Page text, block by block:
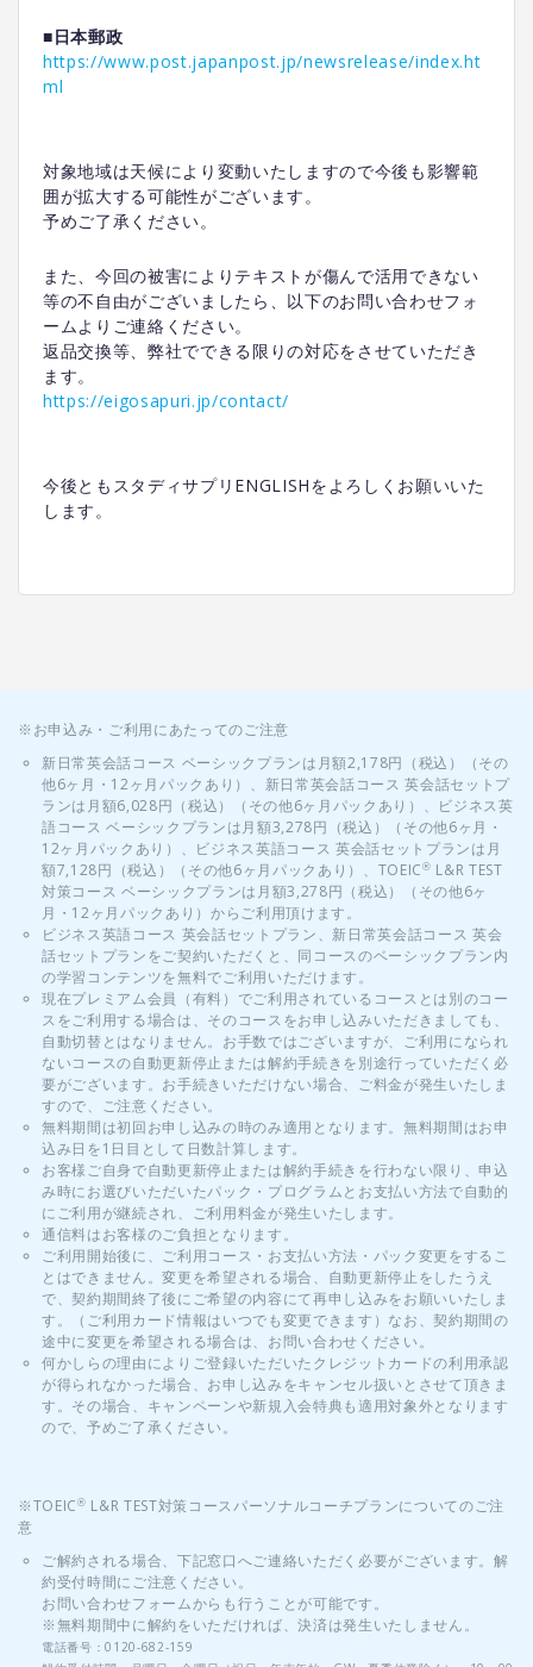
■日本郵政
https://www.post.japanpost.jp/newsrelease/index.ht
ml
対象地域は天候により変動いたしますので今後も影響範
囲が拡大する可能性がございます。
予めご了承ください。
また、今回の被害によりテキストが傷んで活用できない
等の不自由がございましたら、以下のお問い合わせフォ
ームよりご連絡ください。
返品交換等、弊社でできる限りの対応をさせていただき
ます。
https://eigosapuri.jp/contact/
今後ともスタディサプリENGLISHをよろしくお願いいた
します。
※お申込み・ご利用にあたってのご注意
新日常英会話コース ベーシックプランは月額2,178円（税込）（その
他6ヶ月・12ヶ月パックあり）、新日常英会話コース 英会話セットプ
ランは月額6,028円（税込）（その他6ヶ月パックあり）、ビジネス英
語コース ベーシックプランは月額3,278円（税込）（その他6ヶ月・
12ヶ月パックあり）、ビジネス英語コース 英会話セットプランは月
額7,128円（税込）（その他6ヶ月パックあり）、TOEIC® L&R TEST
対策コース ベーシックプランは月額3,278円（税込）（その他6ヶ
月・12ヶ月パックあり）からご利用頂けます。
ビジネス英語コース 英会話セットプラン、新日常英会話コース 英会
話セットプランをご契約いただくと、同コースのベーシックプラン内
の学習コンテンツを無料でご利用いただけます。
現在プレミアム会員（有料）でご利用されているコースとは別のコー
スをご利用する場合は、そのコースをお申し込みいただきましても、
自動切替とはなりません。お手数ではございますが、ご利用になられ
ないコースの自動更新停止または解約手続きを別途行っていただく必
要がございます。お手続きいただけない場合、ご料金が発生いたしま
すので、ご注意ください。
無料期間は初回お申し込みの時のみ適用となります。無料期間はお申
込み日を1日目として日数計算します。
お客様ご自身で自動更新停止または解約手続きを行わない限り、申込
み時にお選びいただいたパック・プログラムとお支払い方法で自動的
にご利用が継続され、ご利用料金が発生いたします。
通信料はお客様のご負担となります。
ご利用開始後に、ご利用コース・お支払い方法・パック変更をするこ
とはできません。変更を希望される場合、自動更新停止をしたうえ
で、契約期間終了後にご希望の内容にて再申し込みをお願いいたしま
す。（ご利用カード情報はいつでも変更できます）なお、契約期間の
途中に変更を希望される場合は、お問い合わせください。
何かしらの理由によりご登録いただいたクレジットカードの利用承認
が得られなかった場合、お申し込みをキャンセル扱いとさせて頂きま
す。その場合、キャンペーンや新規入会特典も適用対象外となります
ので、予めご了承ください。
※TOEIC® L&R TEST対策コースパーソナルコーチプランについてのご注
意
ご解約される場合、下記窓口へご連絡いただく必要がございます。解
約受付時間にご注意ください。
お問い合わせフォームからも行うことが可能です。
※無料期間中に解約をいただければ、決済は発生いたしません。
電話番号：0120-682-159